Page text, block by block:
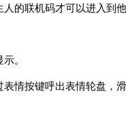
的联机码才可以进入到
。
情按键呼出表情轮盘，